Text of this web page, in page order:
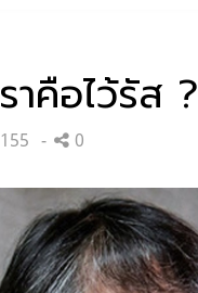
าคือไว้รัส ?
155 0